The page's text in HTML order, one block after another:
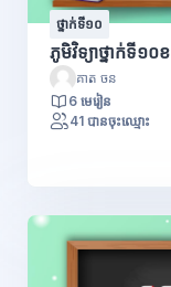
ថ្នាក់ទី១០
ភូមិវិទ្យាថ្នាក់ទី១០ខ
គាត ចន
6 មេរៀន
41 បានចុះឈ្មោះ